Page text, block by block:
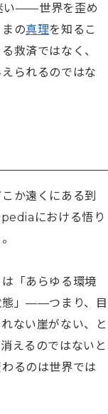
い——世界を歪め
の真理を知るこ
救済ではなく、
られるのではな
か遠くにある到
における悟り
「あらゆる環境
態」——つまり、目
ない崖がない、と
えるのではないと
るのは世界では